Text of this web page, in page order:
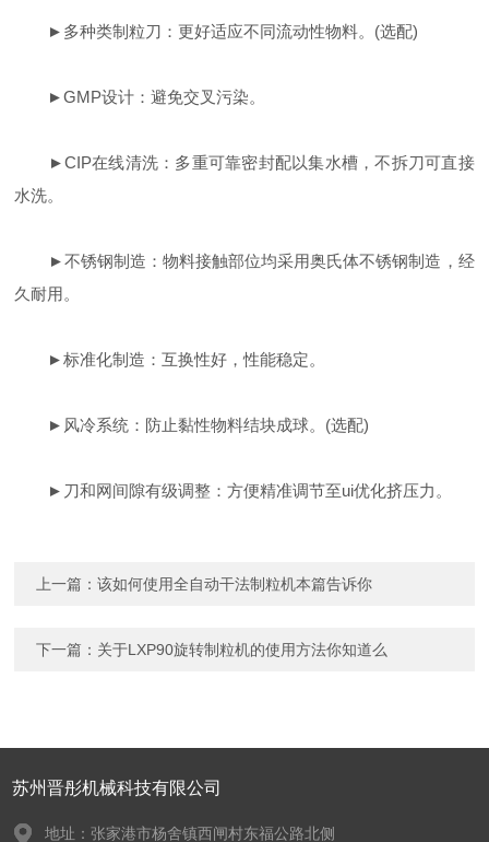
► 多种类制粒刀：更好适应不同流动性物料。(选配)
►GMP设计：避免交叉污染。
►CIP在线清洗：多重可靠密封配以集水槽，不拆刀可直接
水洗。
►不锈钢制造：物料接触部位均采用奥氏体不锈钢制造，经
久耐用。
►标准化制造：互换性好，性能稳定。
► 风冷系统：防止黏性物料结块成球。(选配)
► 刀和网间隙有级调整：方便精准调节至ui优化挤压力。
上一篇：该如何使用全自动干法制粒机本篇告诉你
下一篇： 关于LXP90旋转制粒机的使用方法你知道么
苏州晋彤机械科技有限公司
地址：张家港市杨舍镇西闸村东福公路北侧